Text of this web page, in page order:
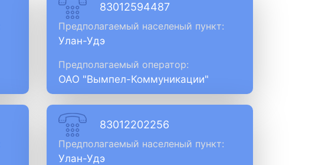
83012594487
Предполагаемый населеный пункт:
Улан-Удэ
Предполагаемый оператор:
ОАО "Вымпел-Коммуникации"
83012202256
Предполагаемый населеный пункт:
Улан-Удэ